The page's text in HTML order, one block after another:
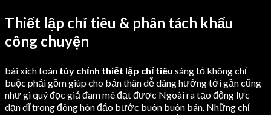
Thiết lập chỉ tiêu & phân tách khấu
công chuyện
bài xích toán tùy chỉnh thiết lập chỉ tiêu sáng tỏ không chỉ
buộc phải gồm giúp cho bản thân dễ dàng hướng tới gần cũng
như gì quý đọc giả đam mê đạt được Ngoài ra tạo động lực
dạn dĩ trong đông hòn đảo bước buôn buôn bán. Những chỉ